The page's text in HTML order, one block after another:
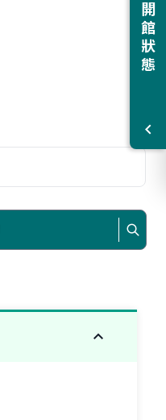
開館狀態